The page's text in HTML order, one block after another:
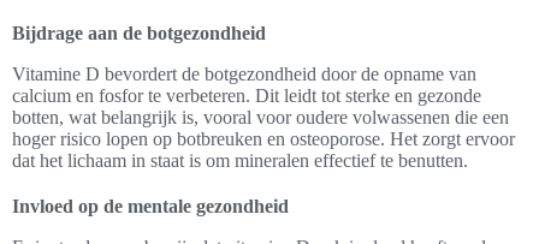
Bijdrage aan de botgezondheid
Vitamine D bevordert de botgezondheid door de opname van
calcium en fosfor te verbeteren. Dit leidt tot sterke en gezonde
botten, wat belangrijk is, vooral voor oudere volwassenen die een
hoger risico lopen op botbreuken en osteoporose. Het zorgt ervoor
dat het lichaam in staat is om mineralen effectief te benutten.
Invloed op de mentale gezondheid